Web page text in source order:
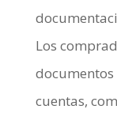
Los
documentos
cuentas,